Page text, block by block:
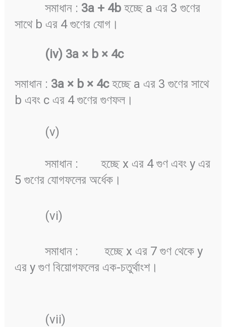
সমাধান : 3a + 4bহচ্ছে a এর 3 গুণের
সাথে b এর 4 গুণের যোগ।
(iv) 3a ×b ×4c
সমাধান : 3a ×b ×4cহচ্ছে a এর 3 গুণের সাথে
b এবং c এর 4 গুণের গুণফল।
(v)
সমাধান :
হচ্ছে x এর 4 গুণ এবং y এর
5 গুণের যোগফলের অর্ধেক।
(vi)
সমাধান :
হচ্ছে x এর 7 গুণ থেকে y
এর y গুণ বিয়োগফলের এক-চতুর্থাংশ।
(vii)